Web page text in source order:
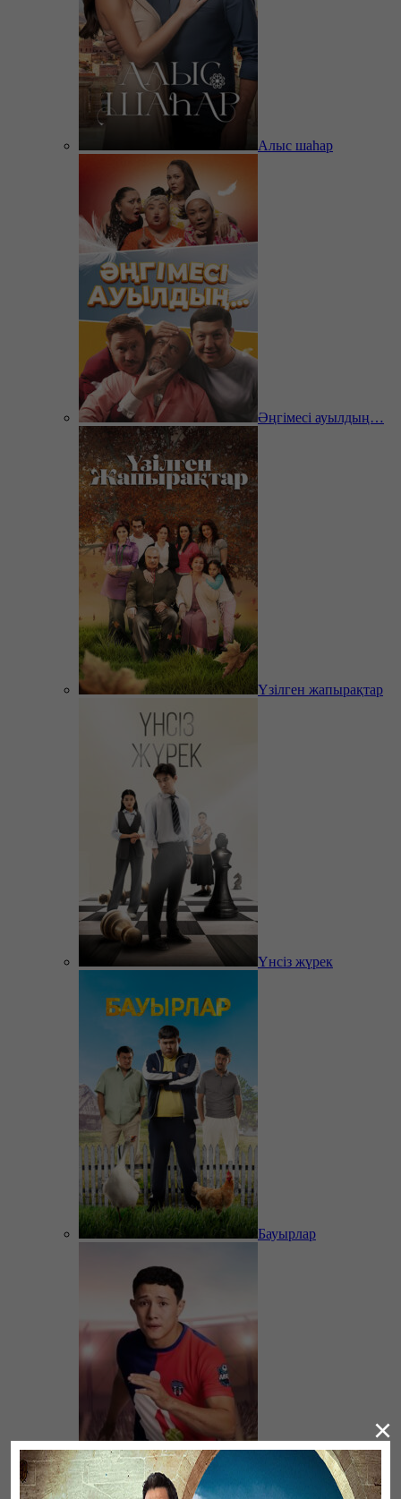
Алыс шаһар
Әңгімесі ауылдың…
Үзілген жапырақтар
Үнсіз жүрек
Бауырлар
×